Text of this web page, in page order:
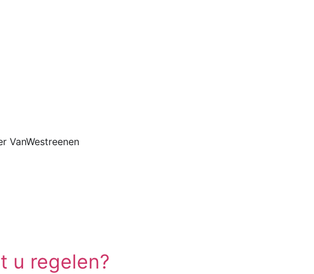
VanWestreenen
u regelen?